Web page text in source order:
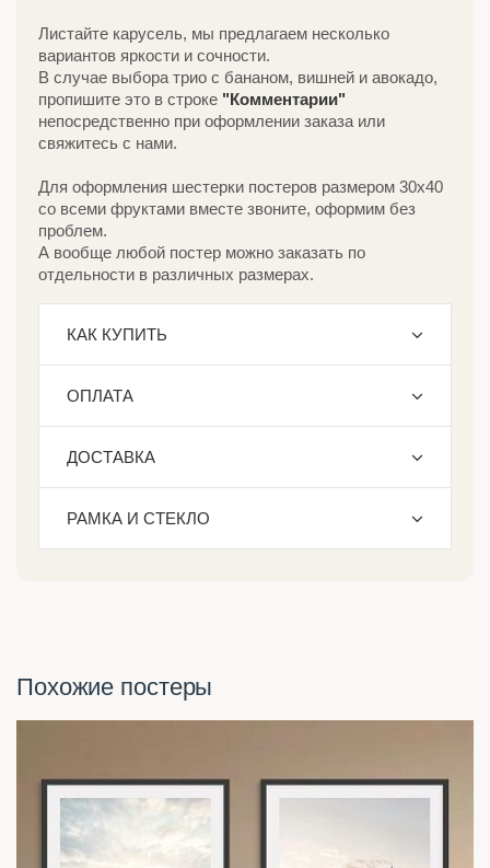
Листайте карусель, мы предлагаем несколько
вариантов яркости и сочности.
В случае выбора трио с бананом, вишней и авокадо,
пропишите это в строке "Комментарии"
непосредственно при оформлении заказа или
свяжитесь с нами.
Для оформления шестерки постеров размером 30х40
со всеми фруктами вместе звоните, оформим без
проблем.
А вообще любой постер можно заказать по
отдельности в различных размерах.
КАК КУПИТЬ
ОПЛАТА
ДОСТАВКА
РАМКА И СТЕКЛО
Похожие постеры